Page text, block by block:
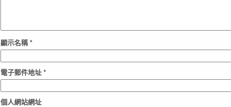
顯示名稱*
電子郵件地址 *
個人網站網址